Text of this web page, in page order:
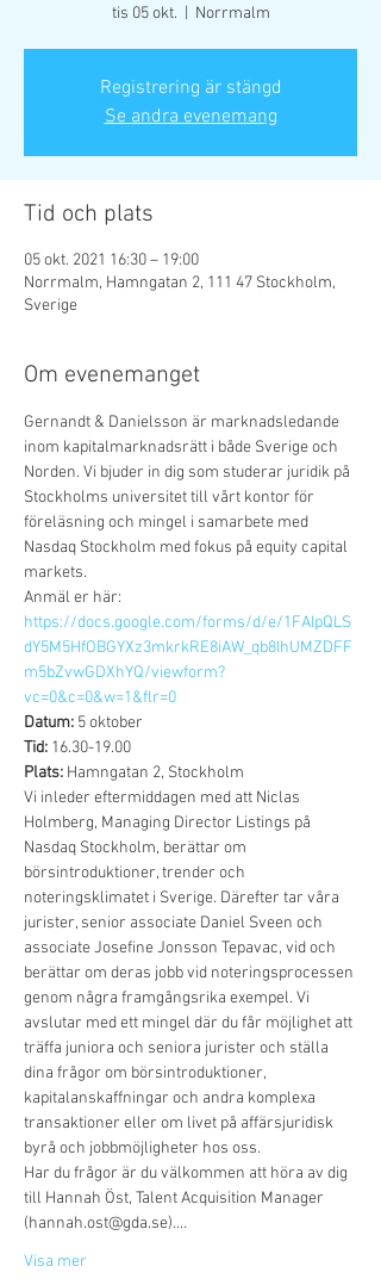
tis 05 okt. Norrmalm
Registrering är stängd
Se andra evenemang
Tid och plats
05 okt. 2021 16:30 – 19:00
Norrmalm, Hamngatan 2, 111 47 Stockholm,
Sverige
Om evenemanget
Gernandt & Danielsson är marknadsledande
inom kapitalmarknadsrätt i både Sverige och
Norden. Vi bjuder in dig som studerar juridik på
Stockholms universitet till vårt kontor för
föreläsning och mingel i samarbete med
Nasdaq Stockholm med fokus på equity capital
markets.
Anmäl er här:
https://docs.google.com/forms/d/e/1FAIpQLS
dY5M5HfOBGYXz3mkrkRE8iAW_qb8IhUMZDFF
m5bZvwGDXhYQ/viewform?
vc=0&c=0&w=1&flr=0
Datum:
Tid:
Plats: Hamngatan 2, Stockholm
Vi inleder eftermiddagen med att Niclas
Holmberg, Managing Director Listings på
Nasdaq Stockholm, berättar om
börsintroduktioner, trender och
noteringsklimatet i Sverige. Därefter tar våra
jurister, senior associate Daniel Sveen och
associate Josefine Jonsson Tepavac, vid och
berättar om deras jobb vid noteringsprocessen
genom några framgångsrika exempel. Vi
avslutar med ett mingel där du får möjlighet att
träffa juniora och seniora jurister och ställa
dina frågor om börsintroduktioner,
kapitalanskaffningar och andra komplexa
transaktioner eller om livet på affärsjuridisk
byrå och jobbmöjligheter hos oss.
Har du frågor är du välkommen att höra av dig
till Hannah Öst, Talent Acquisition Manager
(hannah.ost@gda.se).…
Visa mer